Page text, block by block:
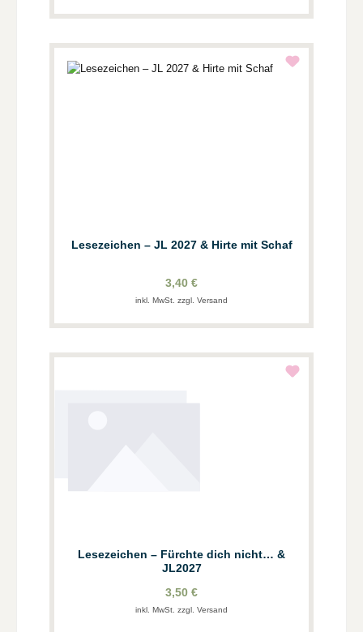
Lesezeichen – JL 2027 & Hirte mit Schaf
3,40 €
inkl. MwSt. zzgl. Versand
Lesezeichen – Fürchte dich nicht… &
JL2027
3,50 €
inkl. MwSt. zzgl. Versand